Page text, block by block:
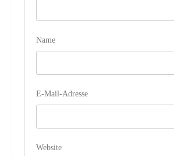
Name
E-Mail-Adresse
Website